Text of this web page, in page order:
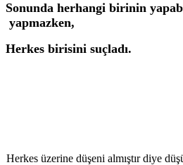
Sonunda herhangi birinin
yapmazken,
Herkes birisini suçladı.
Herkes üzerine düşeni almıştır diye